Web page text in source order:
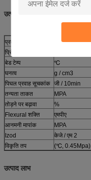
उत्पाद की जानकारी
प्रदर्शन इकाई
प्रिंट टेम्प
बेड टेम्प
℃
घनत्व
g / cm3
पिघल प्रवाह सूचकांक जी / 10min
तन्यता ताकत
MPA
तोड़ने पर बढ़ावा
%
Flexural शक्ति
एमपीए
आनमनी मापांक
MPA
Izod
केजे / एम 2
विकृति तप
(℃, 0.45Mpa)
उत्पाद लाभ